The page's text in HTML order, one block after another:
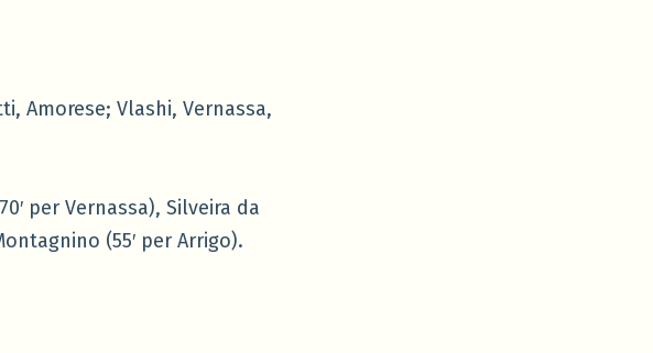
Amorese; Vlashi, Vernassa,
per Vernassa), Silveira da
(55′ per Arrigo).